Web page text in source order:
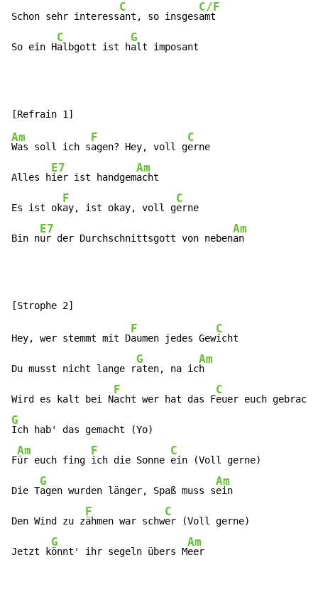
Schon sehr interess
C
ant, so insges
C/F
amt
So ein H
C
albgott ist h
G
alt imposant
Am
Was soll ich s
F
agen? Hey, voll g
C
erne
Alles h
E7
ier ist handgem
Am
acht
Es ist ok
F
ay, ist okay, voll g
C
erne
Bin n
E7
ur der Durchschnittsgott von neben
Am
an
Hey, wer stemmt mit D
F
aumen jedes Gew
C
icht
Du musst nicht lange r
G
aten, na ic
Am
h
Wird es kalt bei N
F
acht wer hat das F
C
G
Ich hab' das gemacht (Yo)
F
Am
ür euch fing
F
ich die Sonne
C
ein (Voll gerne)
Die T
G
agen wurden länger, Spaß muss s
Am
ein
Den Wind zu z
F
ähmen war schw
C
er (Voll gerne)
Jetzt k
G
önnt' ihr segeln übers M
Am
eer